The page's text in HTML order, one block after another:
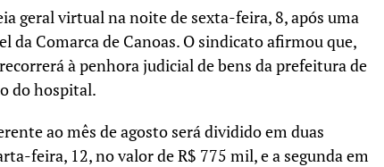
geral virtual na noite de sexta-feira, 8, após uma
da Comarca de Canoas. O sindicato afirmou que,
à penhora judicial de bens da prefeitura de
do hospital.
ao mês de agosto será dividido em duas
feira, 12, no valor de R$ 775 mil, e a segunda em